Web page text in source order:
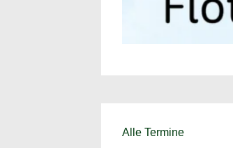
Alle Termine